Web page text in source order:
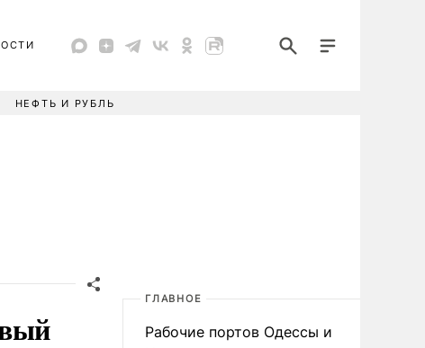
НЕФТЬ И РУБЛЬ
ГЛАВНОЕ
Рабочие портов Одессы и